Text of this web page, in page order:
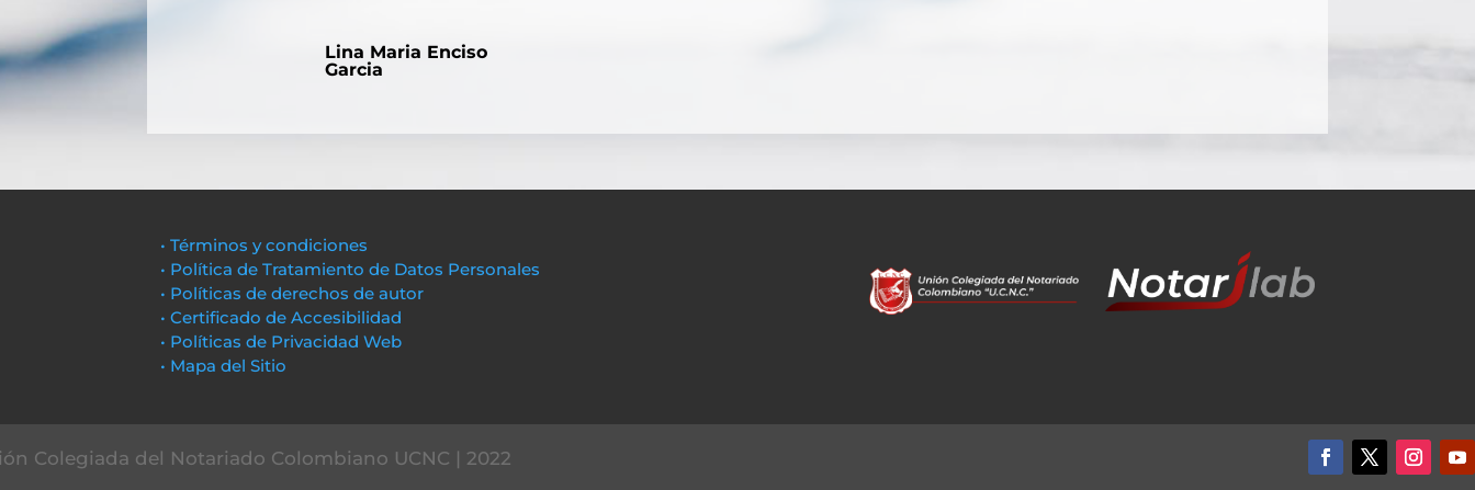
Lina Maria Enciso
Garcia
• Términos y condiciones
• Política de Tratamiento de Datos Personales
• Políticas de derechos de autor
• Certificado de Accesibilidad
• Políticas de Privacidad Web
• Mapa del Sitio
Colegiada del Notariado Colombiano UCNC | 2022